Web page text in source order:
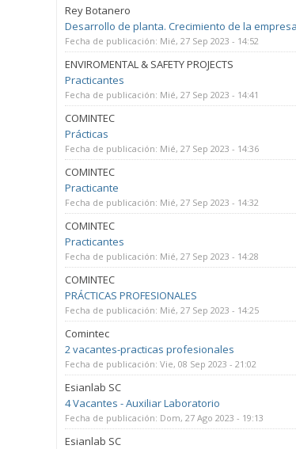
Rey Botanero
Desarrollo de planta. Crecimiento de la
Fecha de publicación: Mié, 27 Sep 2023 - 14:52
ENVIROMENTAL & SAFETY PROJECTS
Practicantes
Fecha de publicación: Mié, 27 Sep 2023 - 14:41
COMINTEC
Prácticas
Fecha de publicación: Mié, 27 Sep 2023 - 14:36
COMINTEC
Practicante
Fecha de publicación: Mié, 27 Sep 2023 - 14:32
COMINTEC
Practicantes
Fecha de publicación: Mié, 27 Sep 2023 - 14:28
COMINTEC
PRÁCTICAS PROFESIONALES
Fecha de publicación: Mié, 27 Sep 2023 - 14:25
Comintec
2 vacantes-practicas profesionales
Fecha de publicación: Vie, 08 Sep 2023 - 21:02
Esianlab SC
4 Vacantes - Auxiliar Laboratorio
Fecha de publicación: Dom, 27 Ago 2023 - 19:13
Esianlab SC